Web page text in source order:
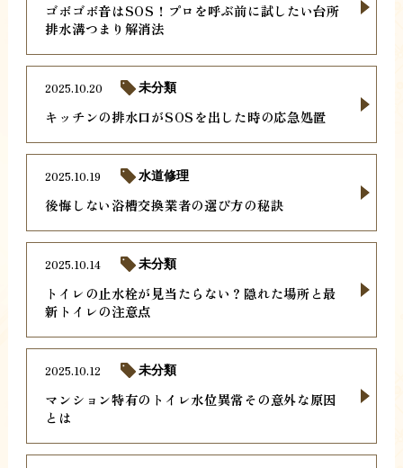
ゴボゴボ音はSOS！プロを呼ぶ前に試したい台所
排水溝つまり解消法
キッチンの排水口がSOSを出した時の応急処置
2025.10.20 未分類
後悔しない浴槽交換業者の選び方の秘訣
2025.10.19 水道修理
トイレの止水栓が見当たらない？隠れた場所と最
新トイレの注意点
2025.10.14 未分類
マンション特有のトイレ水位異常その意外な原因
とは
2025.10.12 未分類